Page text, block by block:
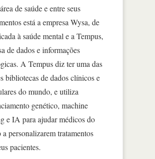
de saúde e entre seus
está a empresa Wysa, de
à saúde mental e a Tempus,
de dados e informações
A Tempus diz ter uma das
bibliotecas de dados clínicos e
do mundo, e utiliza
genético, machine
e IA para ajudar médicos do
personalizarem tratamentos
pacientes.